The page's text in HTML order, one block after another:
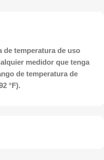
de temperatura de uso
medidor que tenga
de temperatura de
°F).